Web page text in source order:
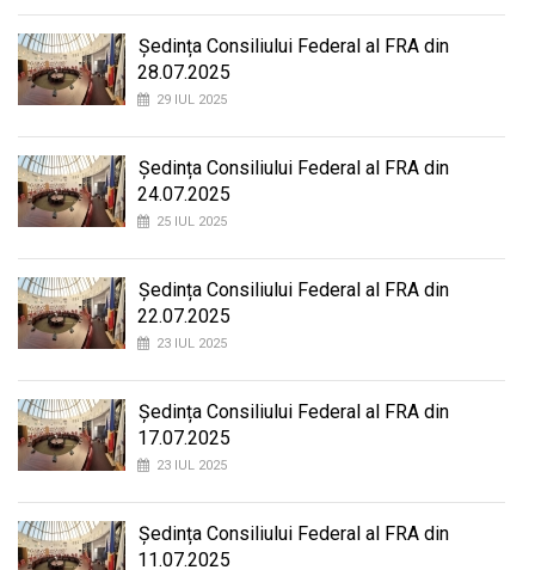
Ședința Consiliului Federal al FRA din
28.07.2025
29 IUL 2025
Ședința Consiliului Federal al FRA din
24.07.2025
25 IUL 2025
Ședința Consiliului Federal al FRA din
22.07.2025
23 IUL 2025
Ședința Consiliului Federal al FRA din
17.07.2025
23 IUL 2025
Ședința Consiliului Federal al FRA din
11.07.2025